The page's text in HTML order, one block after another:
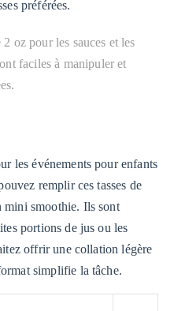
préférées.
oz pour les sauces et les
faciles à manipuler et
les événements pour enfants
remplir ces tasses de
mini smoothie. Ils sont
portions de jus ou les
offrir une collation légère
simplifie la tâche.